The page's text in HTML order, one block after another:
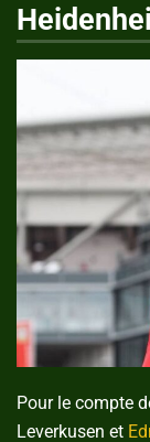
Pour le compte
Leverkusen et